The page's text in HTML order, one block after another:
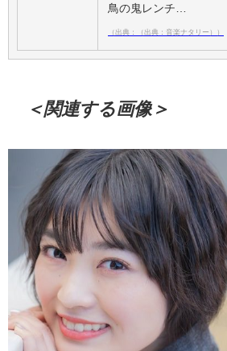
鳥の鬼レンチ…
（出典：（出典：音楽ナタリー））
＜関連する画像＞